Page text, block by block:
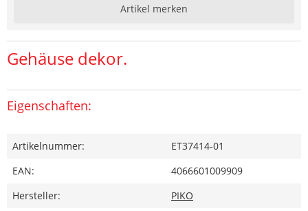
Artikel merken
Gehäuse dekor.
Eigenschaften:
Artikelnummer:
ET37414-01
EAN:
4066601009909
Hersteller:
PIKO